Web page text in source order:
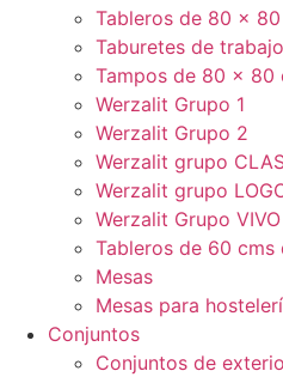
Tableros de 80 x
Taburetes de trabajo
Tampos de 80 x 80
Werzalit Grupo 1
Werzalit Grupo 2
Werzalit grupo
Werzalit grupo
Werzalit Grupo VIVO
Tableros de 60
Mesas
Mesas para
Conjuntos
Conjuntos de